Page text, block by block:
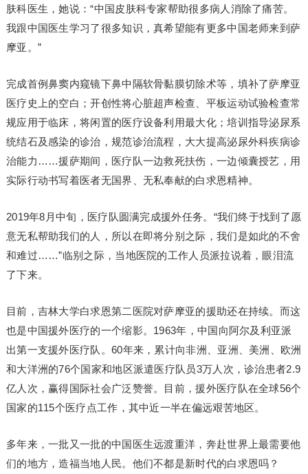
肤科医生，她说：“中国皮肤科专家帮助很多病人消除了痛苦。
我跟中国医生学习了很多知识，真希望能有更多中国老师来到萨
摩亚。”
完成首例鼻窦内窥镜下鼻中隔软骨黏膜切除术等，填补了萨摩亚
医疗史上的空白；开创性将心脏超声检查、平板运动试验检查常
规应用于临床，将闲置的医疗设备利用最大化；培训指导泌尿系
统结石及感染的诊治，规范诊治流程，大大提高泌尿外科疾病诊
治能力……援萨期间，医疗队一边救死扶伤，一边倾囊授艺，用
实际行动书写着医者无国界、无私奉献的白求恩精神。
2019年8月中旬，医疗队圆满完成援外任务。“我们终于找到了愿
意无私帮助我们的人，所以在即将分别之际，我们是如此的不舍
和难过……”临别之际，当地医院的工作人员派拉说着，眼泪流
了下来。
目前，吉林大学白求恩第二医院对萨摩亚的援助还在持续。而这
也是中国援外医疗的一个缩影。1963年，中国向阿尔及利亚派
出第一支援外医疗队。60年来，累计向非洲、亚洲、美洲、欧洲
和大洋洲的76个国家和地区派遣医疗队员3万人次，诊治患者2.9
亿人次，赢得国际社会广泛赞誉。目前，援外医疗队在全球56个
国家的115个医疗点工作，其中近一半在偏远艰苦地区。
多年来，一批又一批的中国医生远渡重洋，奔赴世界上最需要他
们的地方，造福当地人民。他们不都是新时代的白求恩吗？